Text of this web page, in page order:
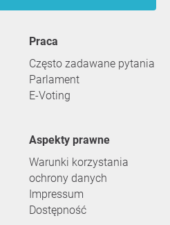
praca
Często zadawane pytania
Parlament
E-Voting
Aspekty prawne
Warunki korzystania
ochrony danych
Impressum
Dostępność